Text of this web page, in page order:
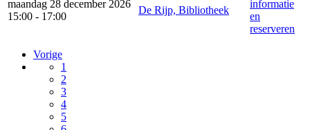
maandag 28 december 2026
15:00 - 17:00
De Rijp, Bibliotheek
informatie
en
reserveren
Vorige
1
2
3
4
5